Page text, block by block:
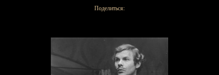
Поделиться: